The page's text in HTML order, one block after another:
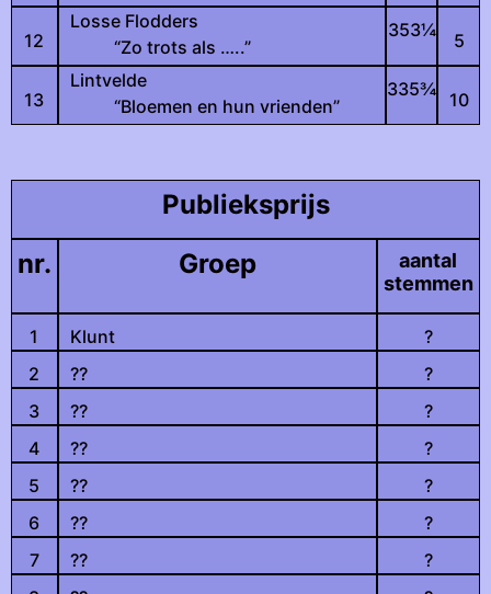
12
Losse Flodders
“Zo trots als …..”
353¼ 5
13
Lintvelde
“Bloemen en hun vrienden”
335¾ 10
Publieksprijs
nr.
Groep
aantal
stemmen
1 Klunt
?
2
??
?
3
??
?
4
??
?
5
??
?
6
??
?
7
??
?